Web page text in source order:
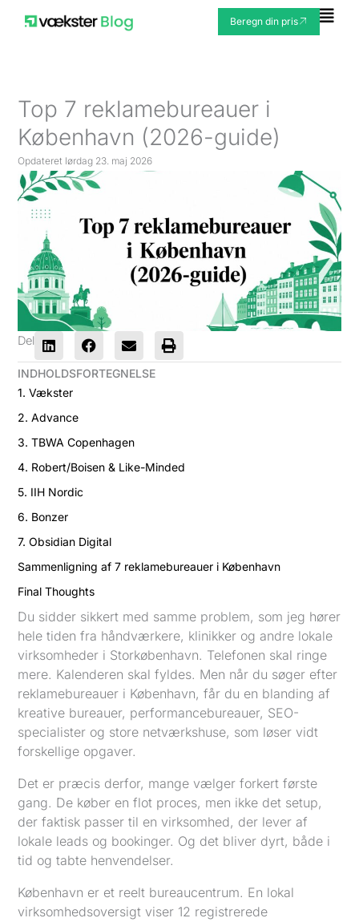
Beregn din pris
Top 7 reklamebureauer i
København (2026-guide)
Opdateret lørdag 23. maj 2026
Del
INDHOLDSFORTEGNELSE
1. Vækster
2. Advance
3. TBWA Copenhagen
4. Robert/Boisen & Like-Minded
5. IIH Nordic
6. Bonzer
7. Obsidian Digital
Sammenligning af 7 reklamebureauer i København
Final Thoughts
Du sidder sikkert med samme problem, som jeg hører
hele tiden fra håndværkere, klinikker og andre lokale
virksomheder i Storkøbenhavn. Telefonen skal ringe
mere. Kalenderen skal fyldes. Men når du søger efter
reklamebureauer i København, får du en blanding af
kreative bureauer, performancebureauer, SEO-
specialister og store netværkshuse, som løser vidt
forskellige opgaver.
Det er præcis derfor, mange vælger forkert første
gang. De køber en flot proces, men ikke det setup,
der faktisk passer til en virksomhed, der lever af
lokale leads og bookinger. Og det bliver dyrt, både i
tid og tabte henvendelser.
København er et reelt bureaucentrum. En lokal
virksomhedsoversigt viser 12 registrerede